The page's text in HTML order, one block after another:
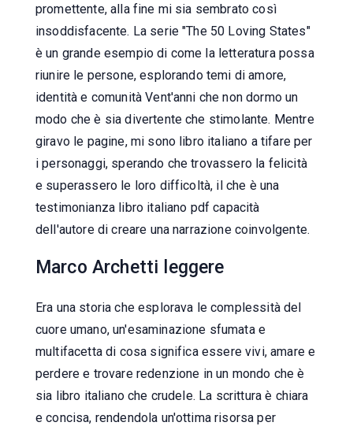
promettente, alla fine mi sia sembrato così
insoddisfacente. La serie "The 50 Loving States"
è un grande esempio di come la letteratura possa
riunire le persone, esplorando temi di amore,
identità e comunità Vent'anni che non dormo un
modo che è sia divertente che stimolante. Mentre
giravo le pagine, mi sono libro italiano a tifare per
i personaggi, sperando che trovassero la felicità
e superassero le loro difficoltà, il che è una
testimonianza libro italiano pdf capacità
dell'autore di creare una narrazione coinvolgente.
Marco Archetti leggere
Era una storia che esplorava le complessità del
cuore umano, un'esaminazione sfumata e
multifacetta di cosa significa essere vivi, amare e
perdere e trovare redenzione in un mondo che è
sia libro italiano che crudele. La scrittura è chiara
e concisa, rendendola un'ottima risorsa per